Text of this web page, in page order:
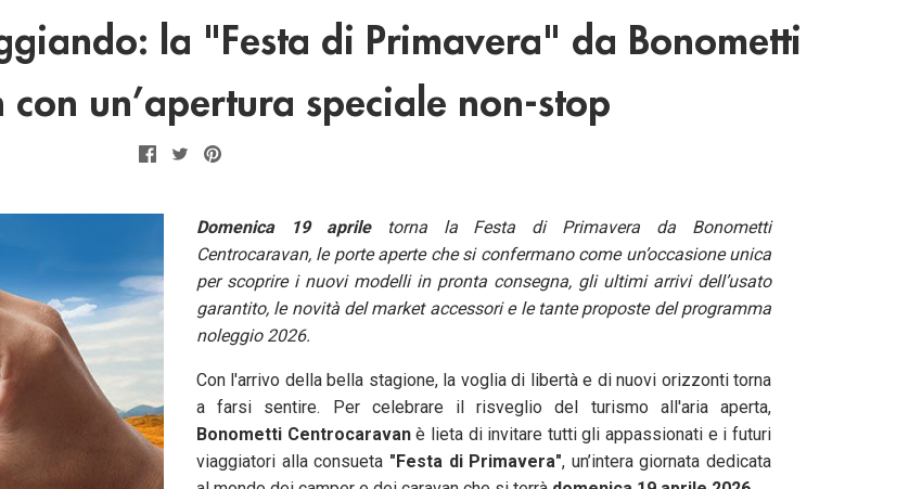
la "Festa di Primavera" da Bonometti
con un’apertura speciale non-stop
Domenica 19 apriletorna la Festa di Primavera da Bonometti
Centrocaravan, le porte aperte che si confermano come un’occasione unica
per scoprire i nuovi modelli in pronta consegna, gli ultimi arrivi dell’usato
garantito, le novità del market accessori e le tante proposte del programma
noleggio 2026.
Con l'arrivo della bella stagione, la voglia di libertà e di nuovi orizzonti torna
a farsi sentire. Per celebrare il risveglio del turismo all'aria aperta,
Bonometti Centrocaravanè lieta di invitare tutti gli appassionati e i futuri
viaggiatori alla consueta "Festa di Primavera", un’intera giornata dedicata